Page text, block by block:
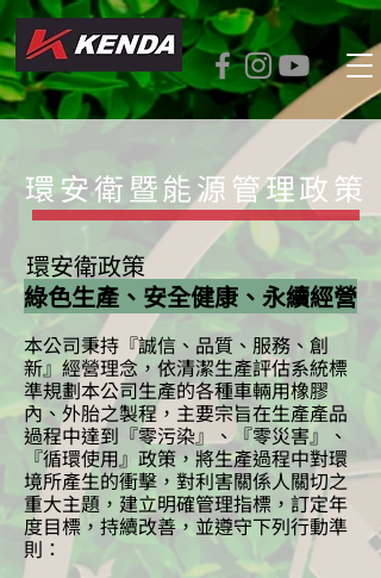
​環安衛暨能源管理政策
環安衛政策
綠色生產、安全健康、永續經營
本公司秉持『誠信、品質、服務、創
新』經營理念，依清潔生產評估系統標
準規劃本公司生產的各種車輛用橡膠
內、外胎之製程，主要宗旨在生產產品
過程中達到『零污染』、『零災害』、
『循環使用』政策，將生產過程中對環
境所產生的衝擊，對利害關係人關切之
重大主題，建立明確管理指標，訂定年
度目標，持續改善，並遵守下列行動準
則：